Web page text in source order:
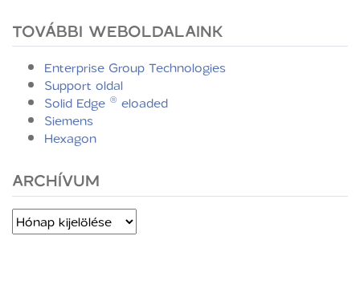
TOVÁBBI WEBOLDALAINK
Enterprise Group Technologies
Support oldal
Solid Edge ® eloaded
Siemens
Hexagon
ARCHÍVUM
Archívum